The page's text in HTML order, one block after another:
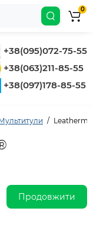
+38(095)072-75-55
+38(063)211-85-55
+38(097)178-85-55
0
Продовжити